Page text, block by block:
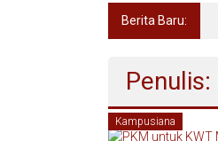
Berita Baru:
Penulis:
Kampusiana